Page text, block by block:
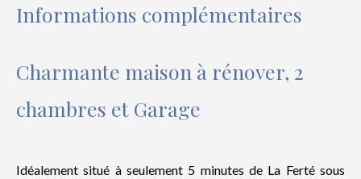
Informations complémentaires
Charmante maison à rénover, 2
chambres et Garage
Idéalement situé à seulement 5 minutes de La Ferté sous